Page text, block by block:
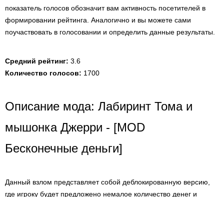
показатель голосов обозначит вам активность посетителей в
формировании рейтинга. Аналогично и вы можете сами
поучаствовать в голосовании и определить данные результаты.
Средний рейтинг: 3.6
Количество голосов: 1700
Описание мода: Лабиринт Тома и
мышонка Джерри - [MOD
Бесконечные деньги]
Данный взлом представляет собой деблокированную версию,
где игроку будет предложено немалое количество денег и